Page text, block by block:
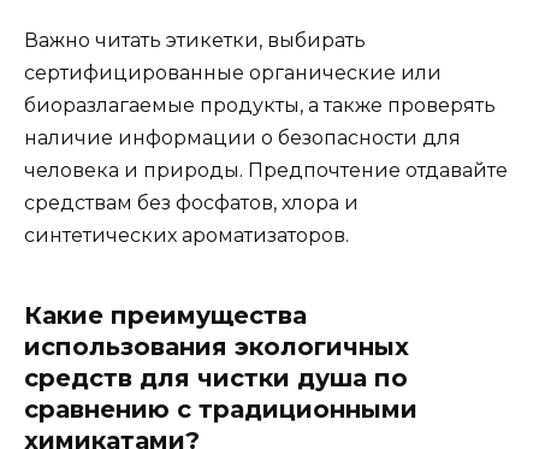
Важно читать этикетки, выбирать
сертифицированные органические или
биоразлагаемые продукты, а также проверять
наличие информации о безопасности для
человека и природы. Предпочтение отдавайте
средствам без фосфатов, хлора и
синтетических ароматизаторов.
Какие преимущества
использования экологичных
средств для чистки душа по
сравнению с традиционными
химикатами?